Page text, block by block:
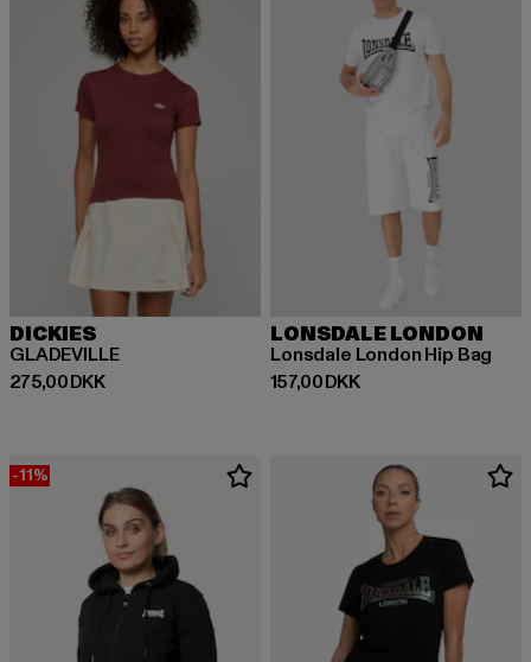
DICKIES
GLADEVILLE
275,00 DKK
Nuværende pris: 275,00 DKK
LONSDALE LONDON
Lonsdale London Hip Bag
157,00 DKK
Nuværende pris: 157,00 DKK
-11%